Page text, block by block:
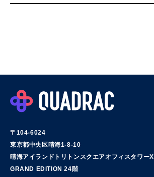
〒104-6024
東京都中央区晴海1-8-10
晴海アイランドトリトンスクエアオフィスタワーX
GRAND EDITION 24階